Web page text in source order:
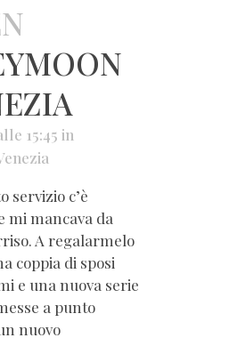
15:45 in
servizio c’è
mi mancava da
A regalarmelo
coppia di sposi
e una nuova serie
a punto
nuovo